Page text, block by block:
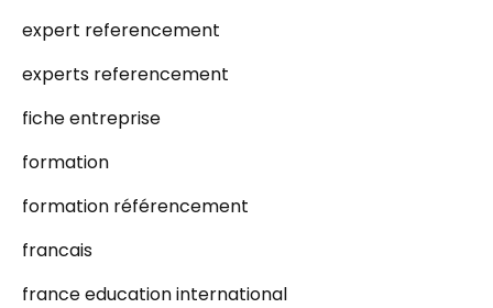
expert referencement
experts referencement
fiche entreprise
formation
formation référencement
francais
france education international